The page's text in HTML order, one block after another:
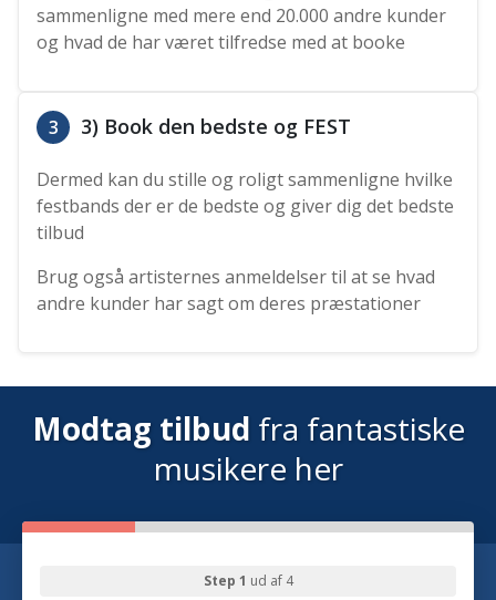
sammenligne med mere end 20.000 andre kunder
og hvad de har været tilfredse med at booke
3 3) Book den bedste og FEST
Dermed kan du stille og roligt sammenligne hvilke
festbands der er de bedste og giver dig det bedste
tilbud
Brug også artisternes anmeldelser til at se hvad
andre kunder har sagt om deres præstationer
Modtag tilbud fra fantastiske
musikere her
Step 1 ud af 4